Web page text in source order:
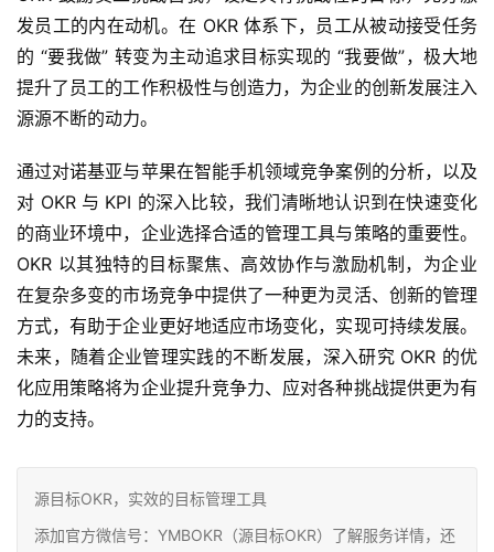
发员工的内在动机。在 OKR 体系下，员工从被动接受任务
的 “要我做” 转变为主动追求目标实现的 “我要做”，极大地
提升了员工的工作积极性与创造力，为企业的创新发展注入
源源不断的动力。
通过对诺基亚与苹果在智能手机领域竞争案例的分析，以及
对 OKR 与 KPI 的深入比较，我们清晰地认识到在快速变化
的商业环境中，企业选择合适的管理工具与策略的重要性。
OKR 以其独特的目标聚焦、高效协作与激励机制，为企业
在复杂多变的市场竞争中提供了一种更为灵活、创新的管理
方式，有助于企业更好地适应市场变化，实现可持续发展。
未来，随着企业管理实践的不断发展，深入研究 OKR 的优
化应用策略将为企业提升竞争力、应对各种挑战提供更为有
力的支持。
源目标OKR，实效的目标管理工具
添加官方微信号：YMBOKR（源目标OKR）了解服务详情，还